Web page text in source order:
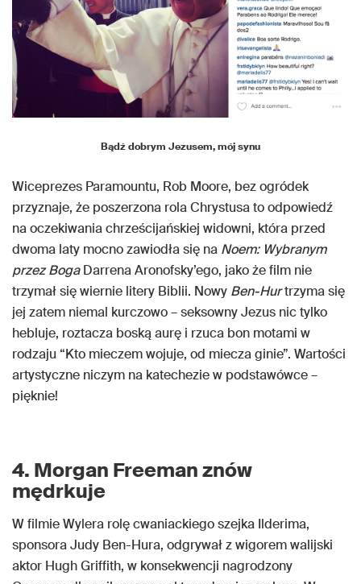
Bądź dobrym Jezusem, mój synu
Wiceprezes Paramountu, Rob Moore, bez ogródek
przyznaje, że poszerzona rola Chrystusa to odpowiedź
na oczekiwania chrześcijańskiej widowni, która przed
dwoma laty mocno zawiodła się na Noem: Wybranym
przez BogaDarrena Aronofsky’ego, jako że film nie
trzymał się wiernie litery Biblii. Nowy Ben-Hurtrzyma się
jej zatem niemal kurczowo – seksowny Jezus nic tylko
hebluje, roztacza boską aurę i rzuca bon motami w
rodzaju “Kto mieczem wojuje, od miecza ginie”. Wartości
artystyczne niczym na katechezie w podstawówce –
pięknie!
4. Morgan Freeman znów
mędrkuje
W filmie Wylera rolę cwaniackiego szejka Ilderima,
sponsora Judy Ben-Hura, odgrywał z wigorem walijski
aktor Hugh Griffith, w konsekwencji nagrodzony